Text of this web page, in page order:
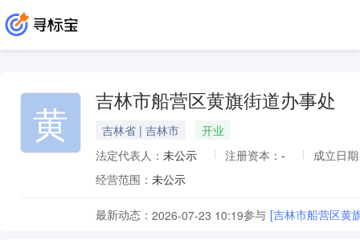
黄 吉林市船营区黄旗街道办事处
吉林省 | 吉林市
开业
法定代表人： 未公示 注册资本： -
成立日
经营范围： 未公示
最新动态： 2026-07-23 10:19参与 [吉林市船营区黄